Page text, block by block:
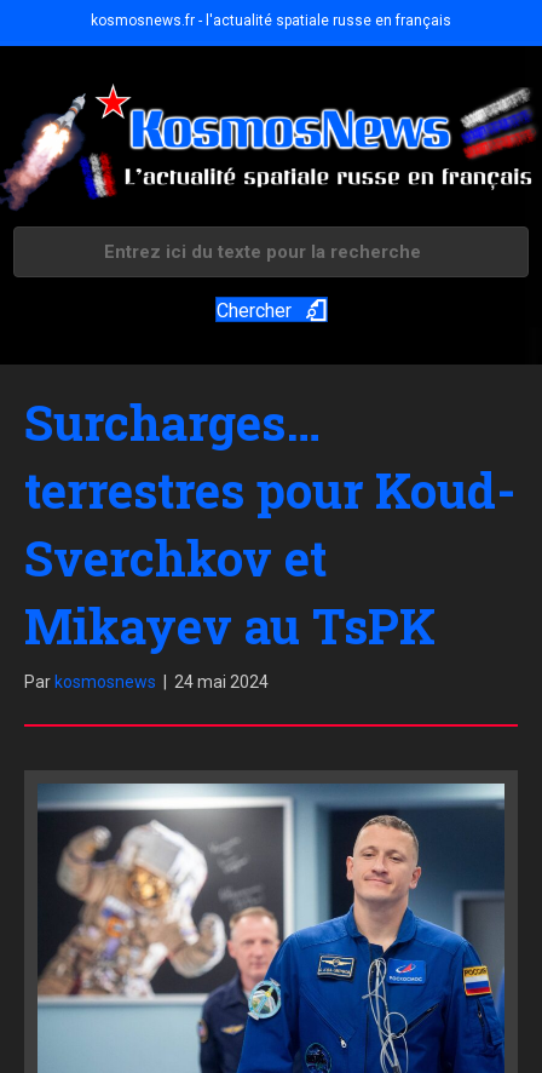
kosmosnews.fr - l'actualité spatiale russe en français
Chercher
Surcharges…
terrestres pour Koud-
Sverchkov et
Mikayev au TsPK
Par kosmosnews 24 mai 2024